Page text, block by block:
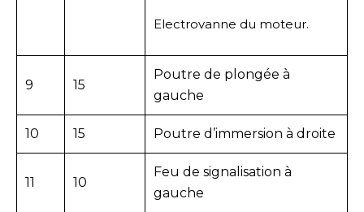
Electrovanne du moteur.
9 15
Poutre de plongée à
gauche
10 15 Poutre d’immersion à droite
11 10
Feu de signalisation à
gauche